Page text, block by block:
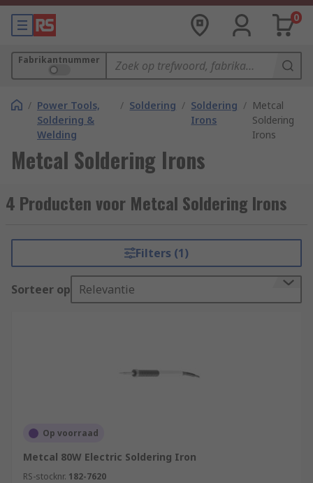
0
Fabrikantnummer
/ Power Tools,
Soldering &
Welding
/ Soldering / Soldering
Irons
/ Metcal
Soldering
Irons
Metcal Soldering Irons
4 Producten voor Metcal Soldering Irons
Filters (1)
Sorteer op Relevantie
Op voorraad
Metcal 80W Electric Soldering Iron
RS-stocknr. 182-7620